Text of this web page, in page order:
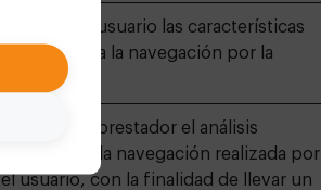
Permiten al usuario las características
(idioma) para la navegación por la
website
Permiten al prestador el análisis
vinculado a la navegación realizada por
el usuario, con la finalidad de llevar un